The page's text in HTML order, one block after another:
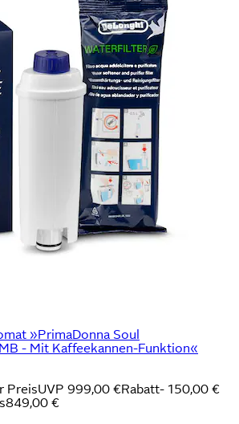
»PrimaDonna Soul
- Mit Kaffeekannen-Funktion«
PreisUVP 999,00 €Rabatt- 150,00 €
849,00 €